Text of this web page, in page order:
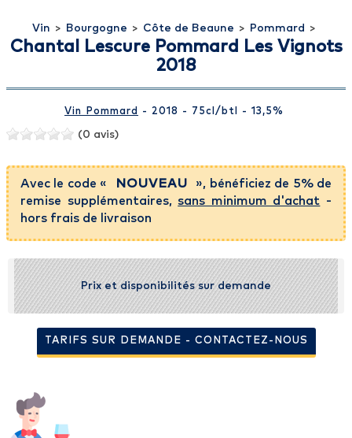
Vin > Bourgogne > Côte de Beaune > Pommard >
Chantal Lescure Pommard Les Vignots
2018
Vin Pommard - 2018 - 75cl /btl - 13,5%
(0 avis)
Avec le code « NOUVEAU
», bénéficiez de 5% de
remise supplémentaires,sans minimum d'achat -
hors frais de livraison
Prix et disponibilités sur demande
TARIFS SUR DEMANDE - CONTACTEZ-NOUS